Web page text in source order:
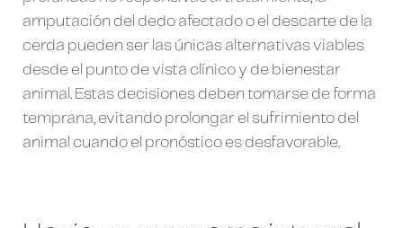
amputación del dedo afectado o el descarte de la
cerda pueden ser las únicas alternativas viables
desde el punto de vista clínico y de bienestar
animal. Estas decisiones deben tomarse de forma
temprana, evitando prolongar el sufrimiento del
animal cuando el pronóstico es desfavorable.